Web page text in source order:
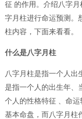
征 的作用。介绍八字
字月柱进行命运预测。
柱内容，下面来看看。
什么是八字月柱
八字月柱是指一个人出
是指一个人的出生年、
个人的性格特征 、命
基本命盘，而八字月柱